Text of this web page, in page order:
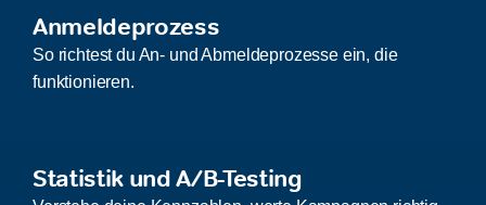
Anmeldeprozess
So richtest du An- und Abmeldeprozesse ein, die
funktionieren.
Statistik und A/B-Testing